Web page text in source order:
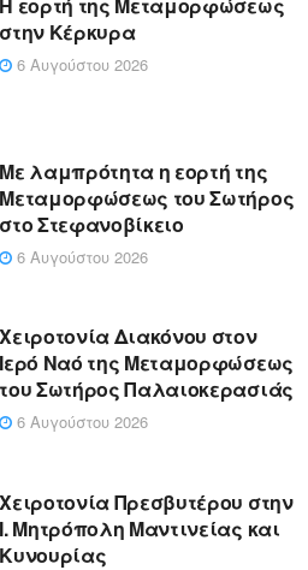
Η εορτή της Μεταμορφώσεως
στην Κέρκυρα
6 Αυγούστου 2026
Με λαμπρότητα η εορτή της
Μεταμορφώσεως του Σωτήρος
στο Στεφανοβίκειο
6 Αυγούστου 2026
Χειροτονία Διακόνου στον
Ιερό Ναό της Μεταμορφώσεως
του Σωτήρος Παλαιοκερασιάς
6 Αυγούστου 2026
Xειροτονία Πρεσβυτέρου στην
Ι. Μητρόπολη Μαντινείας και
Κυνουρίας